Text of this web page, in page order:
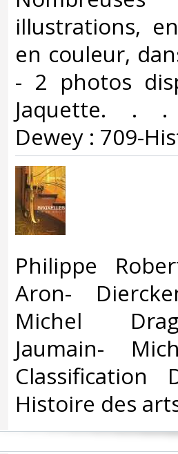
illustrations,
en couleur,
- 2 photos
Jaquette. . .
Dewey : 709-
‎Philippe
Aron-
Michel
Jaumain-
Classification
Histoire des